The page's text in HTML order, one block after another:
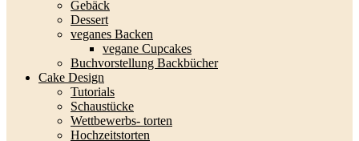
Gebäck
Dessert
veganes Backen
vegane Cupcakes
Buchvorstellung Backbücher
Cake Design
Tutorials
Schaustücke
Wettbewerbs- torten
Hochzeitstorten